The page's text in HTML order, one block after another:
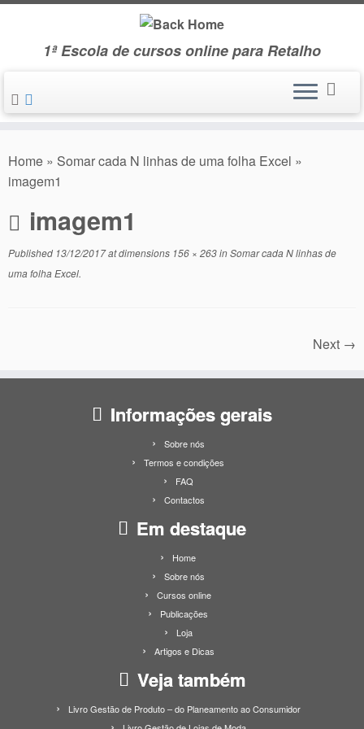
Skip
1ª Escola de cursos online para Retalho
Home » Somar cada N linhas de uma folha Excel »
imagem1
imagem1
Published 13/12/2017at dimensions 156 × 263inSomar cada N linhas de
uma folha Excel.
Next →
Informações gerais
Sobre nós
Termos e condições
FAQ
Contactos
Em destaque
Home
Sobre nós
Cursos online
Publicações
Loja
Artigos e Dicas
Veja também
Livro Gestão de Produto – do Planeamento ao Consumidor